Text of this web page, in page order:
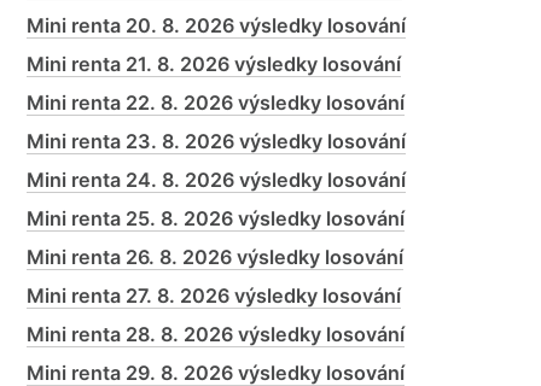
Mini renta 20. 8. 2026 výsledky losování
Mini renta 21. 8. 2026 výsledky losování
Mini renta 22. 8. 2026 výsledky losování
Mini renta 23. 8. 2026 výsledky losování
Mini renta 24. 8. 2026 výsledky losování
Mini renta 25. 8. 2026 výsledky losování
Mini renta 26. 8. 2026 výsledky losování
Mini renta 27. 8. 2026 výsledky losování
Mini renta 28. 8. 2026 výsledky losování
Mini renta 29. 8. 2026 výsledky losování